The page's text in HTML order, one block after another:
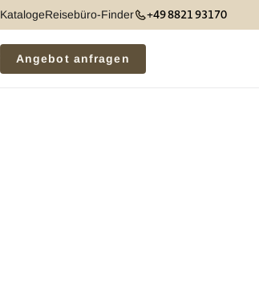
KatalogeReisebüro-Finder +49 8821 93170
Angebot anfragen